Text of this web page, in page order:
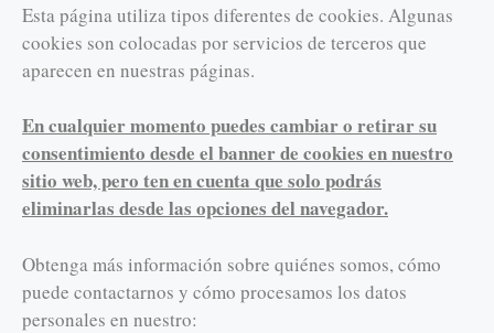
Esta página utiliza tipos diferentes de cookies. Algunas
cookies son colocadas por servicios de terceros que
aparecen en nuestras páginas.
En cualquier momento puedes cambiar o retirar su
consentimiento desde el banner de cookies en nuestro
sitio web, pero ten en cuenta que solo podrás
eliminarlas desde las opciones del navegador.
Obtenga más información sobre quiénes somos, cómo
puede contactarnos y cómo procesamos los datos
personales en nuestro: